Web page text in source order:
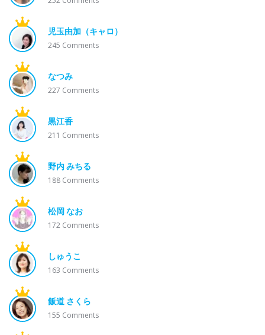
児玉由加（キャロ）
245 Comments
なつみ
227 Comments
黒江香
211 Comments
野内 みちる
188 Comments
松岡 なお
172 Comments
しゅうこ
163 Comments
飯道 さくら
155 Comments